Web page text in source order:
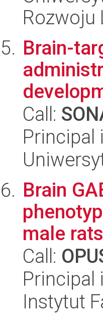
Rozwoju
Brain-
Call:
Principal
Brain
male rats
Call:
Principal
Instytut